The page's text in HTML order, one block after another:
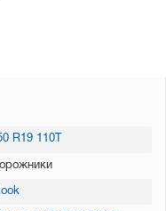
R19 110T